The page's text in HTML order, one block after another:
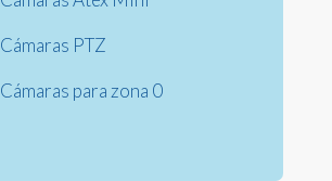
Cámaras PTZ
Cámaras para zona 0